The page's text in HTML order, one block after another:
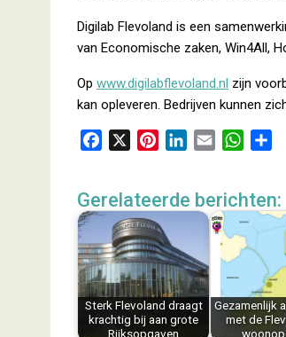
Digilab Flevoland is een
van Economische zaken, Win4All,
Op www.digilabflevoland.nl zijn
kan opleveren. Bedrijven kunnen
e
o
o
k
t
e
r
e
s
t
k
I
n
i
l
W
t
s
A
p
e
n
Gerelateerde berichten:
Sterk Flevoland draagt
krachtig bij aan grote
Rijksopgaven
Gezamenlijk
met de